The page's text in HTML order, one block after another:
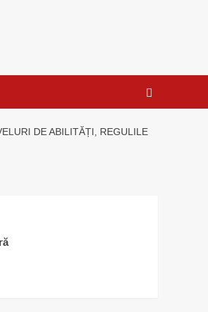
DE ABILITĂȚI, REGULILE